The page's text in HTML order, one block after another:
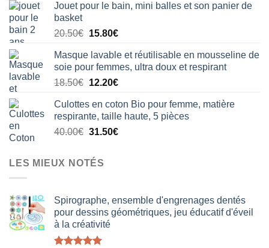
était :
est :
Jouet pour le bain, mini balles et son panier de
basket
20.50€ Le
initial
était :
20.50€.
15.80€Le
actuel
est :
15.80€.
Masque lavable et réutilisable en mousseline de
soie pour femmes, ultra doux et respirant
18.50€ Le
initial
était :
18.50€.
12.20€Le
actuel
est :
12.20€.
Culottes en coton Bio pour femme, matière
respirante, taille haute, 5 pièces
40.00€ Le
initial
était :
31.50€Le
LES MIEUX NOTÉS
Spirographe, ensemble d'engrenages dentés
pour dessins géométriques, jeu éducatif d'éveil
à la créativité